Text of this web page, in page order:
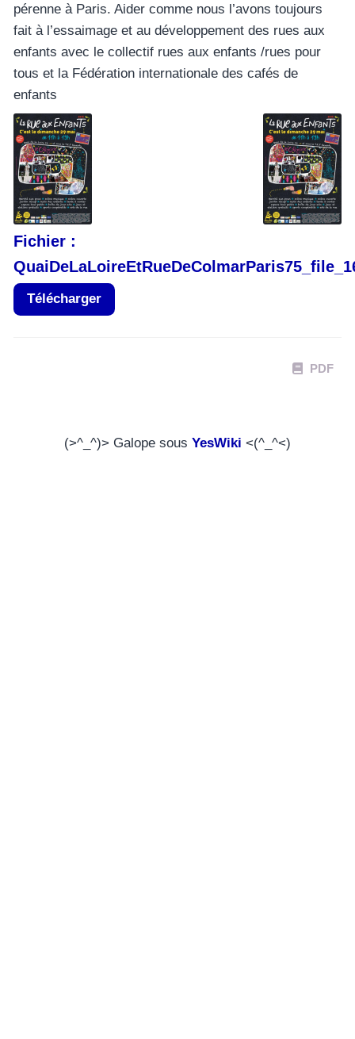
pérenne à Paris. Aider comme nous l’avons toujours
fait à l’essaimage et au développement des rues aux
enfants avec le collectif rues aux enfants /rues pour
tous et la Fédération internationale des cafés de
enfants
Fichier :
Télécharger
PDF
(>^_^)> Galope sous YesWiki <(^_^<)